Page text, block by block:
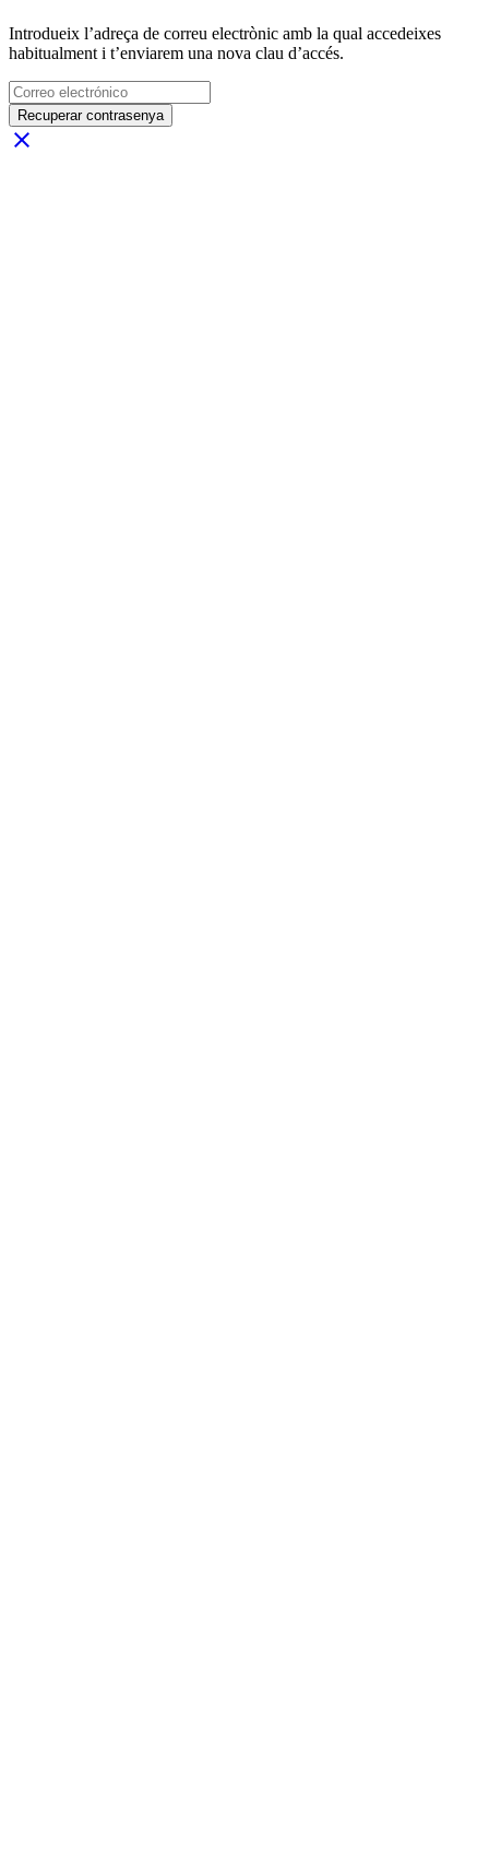
Introdueix l’adreça de correu electrònic amb la qual accedeixes
habitualment i t’enviarem una nova clau d’accés.
Recuperar contrasenya
close